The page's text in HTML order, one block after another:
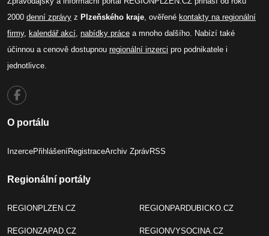
2000 denní zprávy z Plzeňského kraje, ověřené kontakty na regionální
firmy, kalendář akcí, nabídky práce a mnoho dalšího. Nabízí také
účinnou a cenově dostupnou regionální inzerci pro podnikatele i
jednotlivce.
O portálu
InzercePřihlášeníRegistraceArchiv ZprávRSS
Regionální portály
REGIONPLZEN.CZ
REGIONZAPAD.CZ
REGIONPARDUBICKO.CZ
REGIONVYSOCINA.CZ